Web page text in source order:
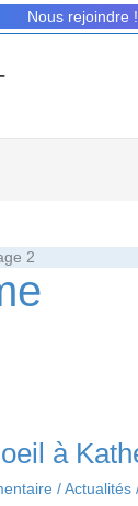
Nous rejoindre !
2
à
/Actualités